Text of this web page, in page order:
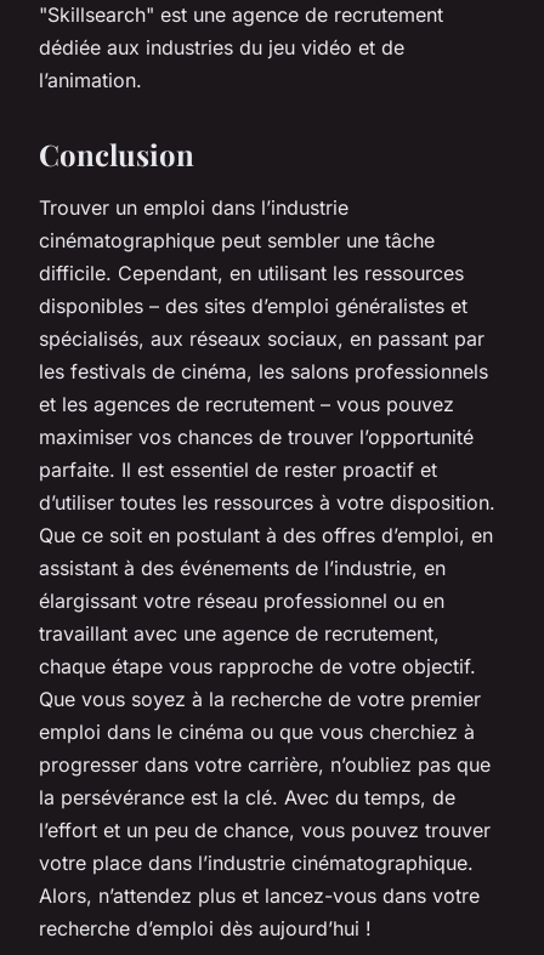
"Skillsearch" est une agence de recrutement
dédiée aux industries du jeu vidéo et de
l’animation.
Conclusion
Trouver un emploi dans l’industrie
cinématographique peut sembler une tâche
difficile. Cependant, en utilisant les ressources
disponibles – des sites d’emploi généralistes et
spécialisés, aux réseaux sociaux, en passant par
les festivals de cinéma, les salons professionnels
et les agences de recrutement – vous pouvez
maximiser vos chances de trouver l’opportunité
parfaite. Il est essentiel de rester proactif et
d’utiliser toutes les ressources à votre disposition.
Que ce soit en postulant à des offres d’emploi, en
assistant à des événements de l’industrie, en
élargissant votre réseau professionnel ou en
travaillant avec une agence de recrutement,
chaque étape vous rapproche de votre objectif.
Que vous soyez à la recherche de votre premier
emploi dans le cinéma ou que vous cherchiez à
progresser dans votre carrière, n’oubliez pas que
la persévérance est la clé. Avec du temps, de
l’effort et un peu de chance, vous pouvez trouver
votre place dans l’industrie cinématographique.
Alors, n’attendez plus et lancez-vous dans votre
recherche d’emploi dès aujourd’hui !